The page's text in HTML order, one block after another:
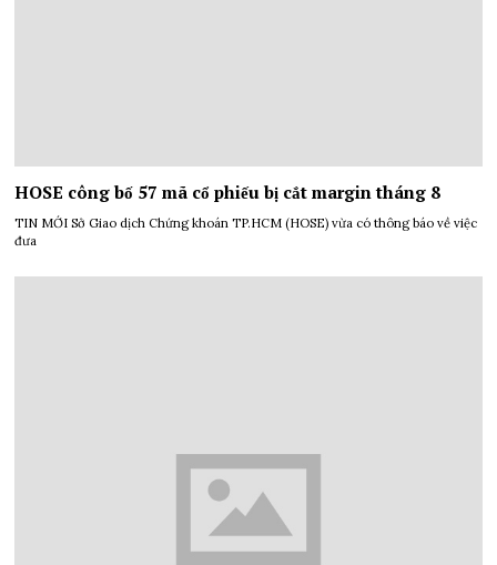
HOSE công bố 57 mã cổ phiếu bị cắt margin tháng 8
TIN MỚI Sở Giao dịch Chứng khoán TP.HCM (HOSE) vừa có thông báo về việc
đưa